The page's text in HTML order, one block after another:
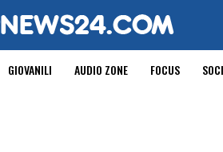
GIOVANILI AUDIO ZONE FOCUS